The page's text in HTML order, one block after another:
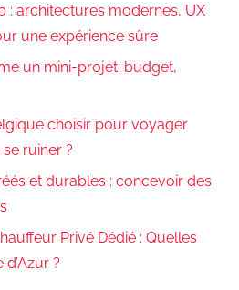
: architectures modernes, UX
une expérience sûre
un mini-projet: budget,
choisir pour voyager
ruiner ?
et durables : concevoir des
Privé Dédié : Quelles
?